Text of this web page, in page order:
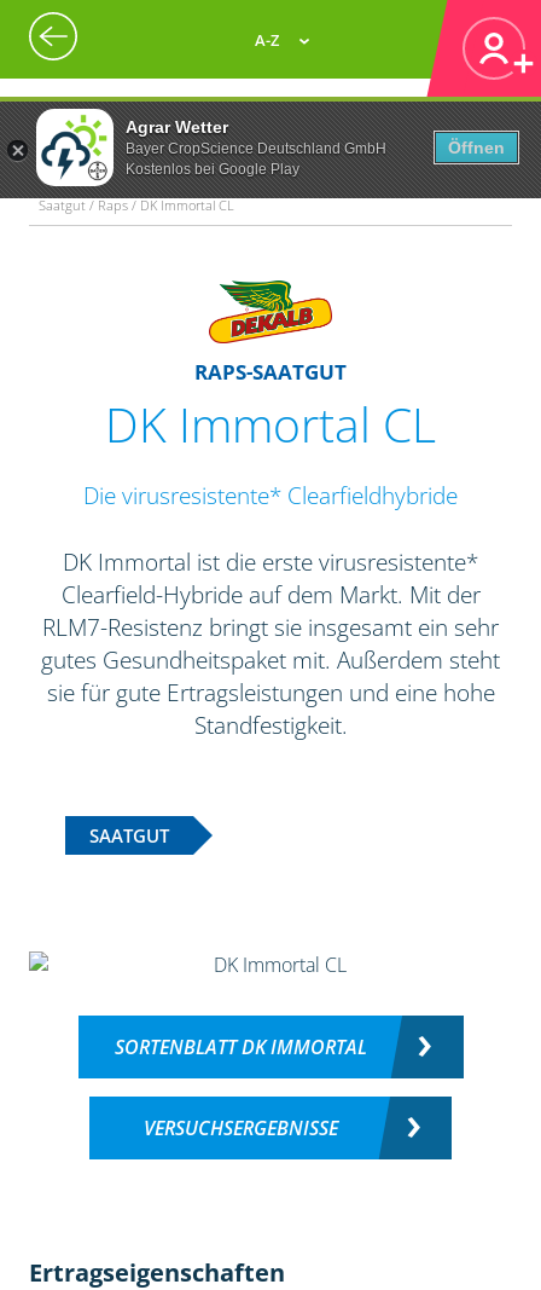
Agrar Wetter
Bayer CropScience Deutschland GmbH
Kostenlos bei Google Play
Öffnen
A-Z
Saatgut / Raps / DK Immortal CL
RAPS-SAATGUT
DK Immortal CL
Die virusresistente* Clearfieldhybride
DK Immortal ist die erste virusresistente*
Clearfield-Hybride auf dem Markt. Mit der
RLM7-Resistenz bringt sie insgesamt ein sehr
gutes Gesundheitspaket mit. Außerdem steht
sie für gute Ertragsleistungen und eine hohe
Standfestigkeit.
SAATGUT
SORTENBLATT DK IMMORTAL
VERSUCHSERGEBNISSE
Ertragseigenschaften